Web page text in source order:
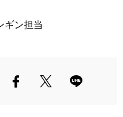
ギン担当